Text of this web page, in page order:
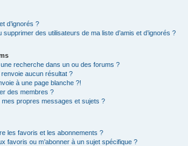
d’ignorés ?
des utilisateurs de ma liste d’amis et d’ignorés ?
recherche dans un ou des forums ?
aucun résultat ?
à une page blanche ?!
des membres ?
propres messages et sujets ?
les favoris et les abonnements ?
favoris ou m’abonner à un sujet spécifique ?